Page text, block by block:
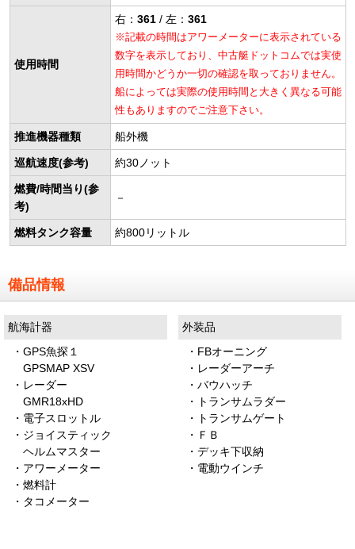
使用時間
右： 361/ 左： 361
※記載の時間はアワーメーターに表示されている
数字を表示しており、中古艇ドットコムでは実使
用時間かどうか一切の確認を取っておりません。
船によっては実際の使用時間と大きく異なる可能
性もありますのでご注意下さい。
推進機器種類 船外機
巡航速度(参考) 約30ノット
燃費/時間当り(参
考)
－
燃料タンク容量 約800リットル
備品情報
航海計器
・GPS魚探１
GPSMAP XSV
・レーダー
GMR18xHD
・電子スロットル
・ジョイスティック
ヘルムマスター
・アワーメーター
・燃料計
・タコメーター
外装品
・FBオーニング
・レーダーアーチ
・バウハッチ
・トランサムラダー
・トランサムゲート
・ＦＢ
・デッキ下収納
・電動ウインチ